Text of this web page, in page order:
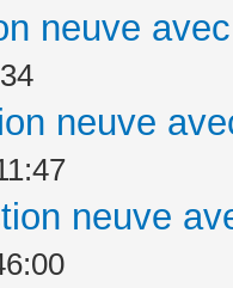
neuve
neuve
neuve